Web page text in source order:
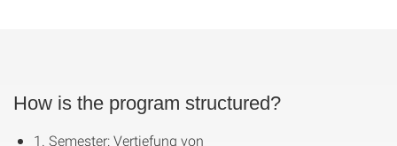
How is the program structured?
1. Semester: Vertiefung von